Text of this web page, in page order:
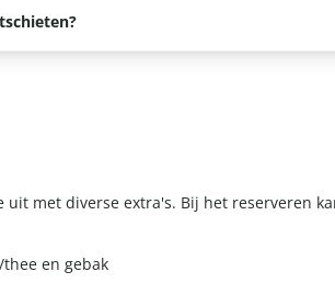
lang.
uur, maar u mag de materialen 3 uur in
inlassen of de kids even lekker laten
uit met diverse extra's. Bij het reserveren
en gebak
gasten een keuze tussen..."